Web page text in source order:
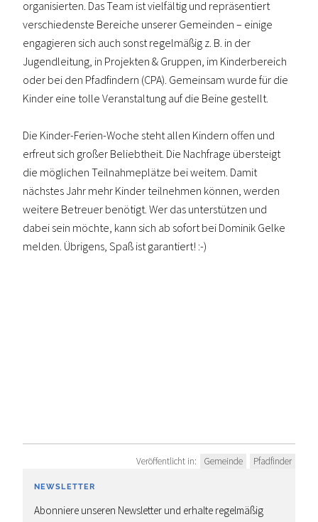
organisierten. Das Team ist vielfältig und repräsentiert
verschiedenste Bereiche unserer Gemeinden – einige
engagieren sich auch sonst regelmäßig z. B. in der
Jugendleitung, in Projekten & Gruppen, im Kinderbereich
oder bei den Pfadfindern (CPA). Gemeinsam wurde für die
Kinder eine tolle Veranstaltung auf die Beine gestellt.
Die Kinder-Ferien-Woche steht allen Kindern offen und
erfreut sich großer Beliebtheit. Die Nachfrage übersteigt
die möglichen Teilnahmeplätze bei weitem. Damit
nächstes Jahr mehr Kinder teilnehmen können, werden
weitere Betreuer benötigt. Wer das unterstützen und
dabei sein möchte, kann sich ab sofort bei Dominik Gelke
melden. Übrigens, Spaß ist garantiert! :-)
Veröffentlicht in: Gemeinde Pfadfinder
NEWSLETTER
Abonniere unseren Newsletter und erhalte regelmäßig